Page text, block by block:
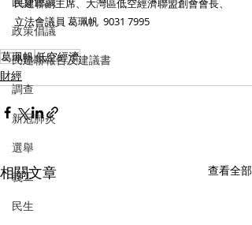
政策倡議
民建聯報告及建議書
調查
新冠肺炎
選舉
義工
民生
民建聯副主席、大灣區低空經濟聯盟創會會長、
立法會議員 葛珮帆  9031 7995
葛珮帆低空經濟
財經
相關文章 查看全部